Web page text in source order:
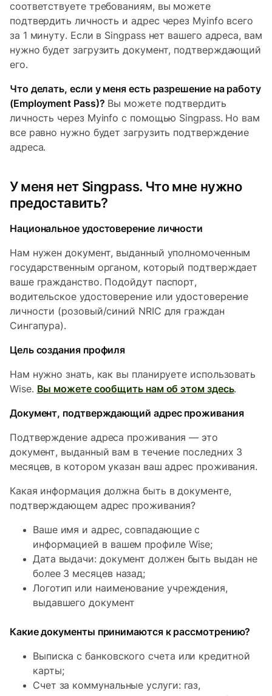
соответствуете требованиям, вы можете
подтвердить личность и адрес через Myinfo всего
за 1 минуту. Если в Singpass нет вашего адреса, вам
нужно будет загрузить документ, подтверждающий
его.
Что делать, если у меня есть разрешение на работу
(Employment Pass)? Вы можете подтвердить
личность через Myinfo с помощью Singpass. Но вам
все равно нужно будет загрузить подтверждение
адреса.
У меня нет Singpass. Что мне нужно
предоставить?
Национальное удостоверение личности
Нам нужен документ, выданный уполномоченным
государственным органом, который подтверждает
ваше гражданство. Подойдут паспорт,
водительское удостоверение или удостоверение
личности (розовый/синий NRIC для граждан
Сингапура).
Цель создания профиля
Нам нужно знать, как вы планируете использовать
Wise. Вы можете сообщить нам об этом здесь.
Документ, подтверждающий адрес проживания
Подтверждение адреса проживания — это
документ, выданный вам в течение последних 3
месяцев, в котором указан ваш адрес проживания.
Какая информация должна быть в документе,
подтверждающем адрес проживания?
Ваше имя и адрес, совпадающие с
информацией в вашем профиле Wise;
Дата выдачи: документ должен быть выдан не
более 3 месяцев назад;
Логотип или наименование учреждения,
выдавшего документ
Какие документы принимаются к рассмотрению?
Выписка с банковского счета или кредитной
карты;
Счет за коммунальные услуги: газ,